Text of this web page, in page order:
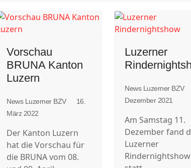
Vorschau
BRUNA Kanton
Luzern
News Luzerner BZV
16.
März 2022
Der Kanton Luzern
hat die Vorschau für
die BRUNA vom 08.
Luzerner
News Luzerner BZV
Dezember 2021
Am Samstag 11.
Dezember fand
Luzerner
Rindernightshow